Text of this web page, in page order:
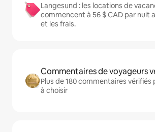
Langesund : les locations de
commencent à 56 $ CAD par nuit
et les frais.
Commentaires de voyageurs
Plus de 180 commentaires vérifiés
à choisir